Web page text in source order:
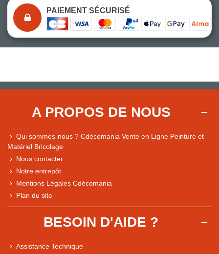
PAIEMENT SÉCURISÉ
A PROPOS DE NOUS
Qui sommes-nous ? Cdécomania Vente en Ligne Peinture et
Matériel Bricolage
Nous contacter
Notre entrepôt
Mentions Légales Cdécomania
Plan du site
BESOIN D'AIDE ?
Assistance Technique